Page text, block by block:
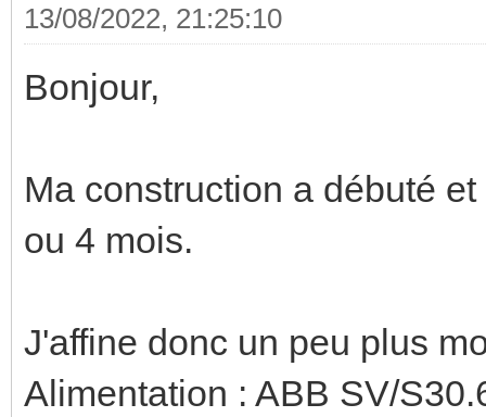
13/08/2022, 21:25:10
Bonjour,
Ma construction a débuté
ou 4 mois.
J'affine donc un peu plus
Alimentation : ABB SV/